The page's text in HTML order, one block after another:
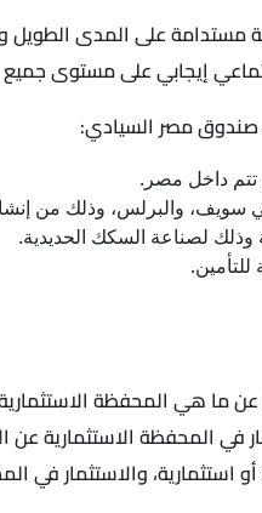
مستدامة على المدى
إيجابي على مستوى جميع
صندوق مصر السيادي:
تتم داخل مصر.
سويف، والبرلس، وذلك من
ما هي المحفظة
في المحفظة الاستثمارية
والاستثمار في